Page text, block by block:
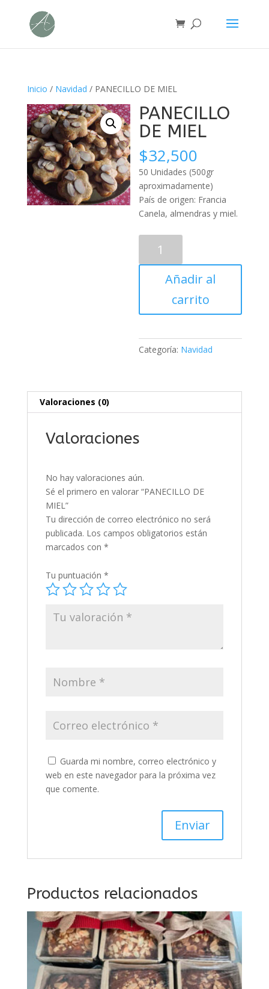
Inicio / Navidad / PANECILLO DE MIEL
PANECILLO
DE MIEL
$32,500
50 Unidades (500gr
aproximadamente)
País de origen: Francia
Canela, almendras y miel.
MIEL
cantidadAñadir al
carrito
Categoría: Navidad
Valoraciones (0)
Valoraciones
No hay valoraciones aún.
Sé el primero en valorar “PANECILLO DE
MIEL”
Tu dirección de correo electrónico no será
publicada. Los campos obligatorios están
marcados con *
Tu puntuación *
Guarda mi nombre, correo electrónico y
web en este navegador para la próxima vez
que comente.
Productos relacionados